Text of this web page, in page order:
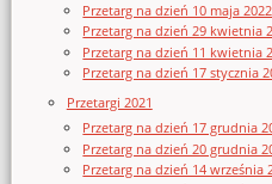
Przetarg na dzień 10 maja
Przetarg na dzień 29 kwietnia
Przetarg na dzień 11 kwietnia
Przetarg na dzień 17 stycznia
Przetargi 2021
Przetarg na dzień 17 grudnia
Przetarg na dzień 20 grudnia
Przetarg na dzień 14 września